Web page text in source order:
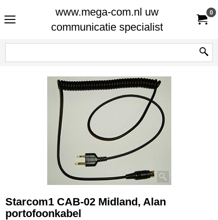
www.mega-com.nl uw
communicatie specialist
0
Starcom1 CAB-02 Midland, Alan
portofoonkabel